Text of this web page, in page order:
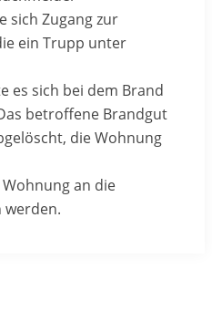
sich Zugang zur
ein Trupp unter
es sich bei dem Brand
betroffene Brandgut
die Wohnung
an die
werden.